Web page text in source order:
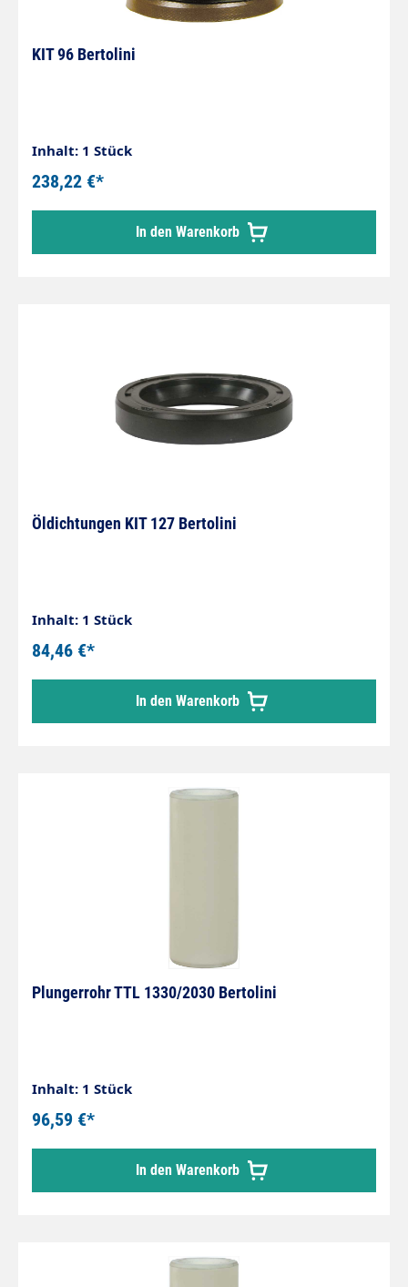
KIT 96 Bertolini
Inhalt: 1 Stück
238,22 €*
In den Warenkorb
Öldichtungen KIT 127 Bertolini
Inhalt: 1 Stück
84,46 €*
In den Warenkorb
Plungerrohr TTL 1330/2030 Bertolini
Inhalt: 1 Stück
96,59 €*
In den Warenkorb